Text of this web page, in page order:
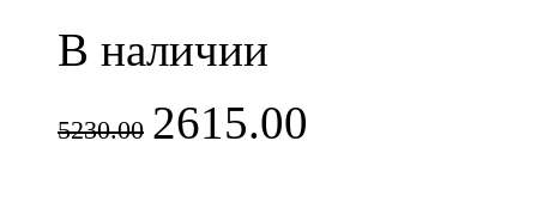
В наличии
5230.00 2615.00